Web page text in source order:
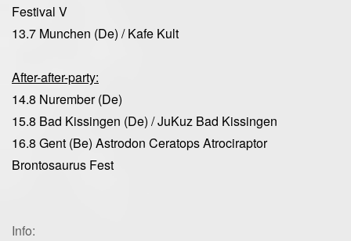
Festival V
13.7 Munchen (De) / Kafe Kult
After-after-party:
14.8 Nurember (De)
15.8 Bad Kissingen (De) / JuKuz Bad Kissingen
16.8 Gent (Be) Astrodon Ceratops Atrociraptor
Brontosaurus Fest
Info: